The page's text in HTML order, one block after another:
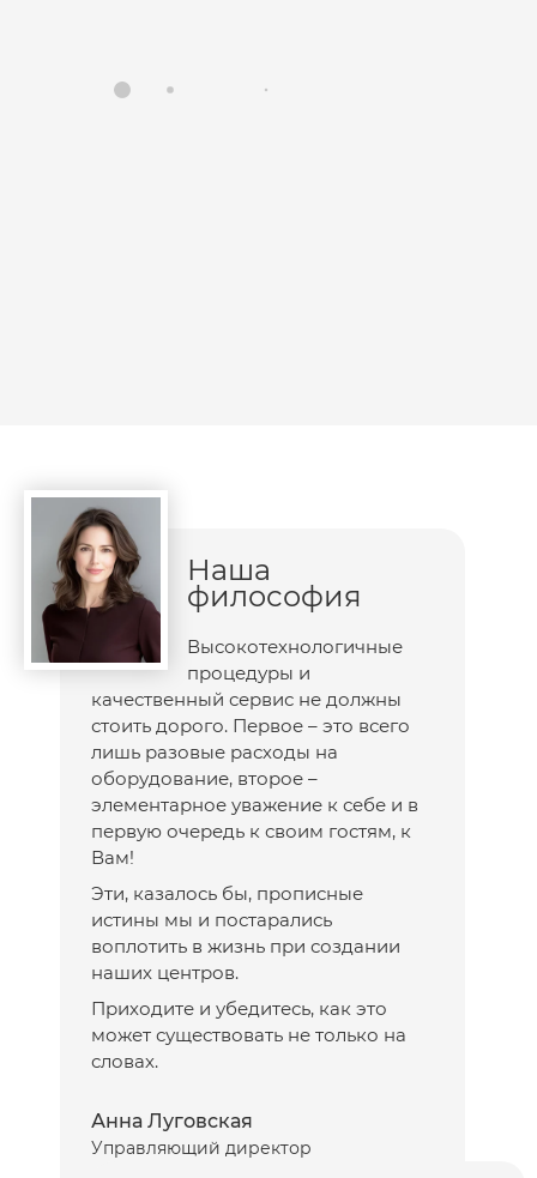
Наша
философия
Высокотехнологичные
процедуры и
качественный сервис не должны
стоить дорого. Первое – это всего
лишь разовые расходы на
оборудование, второе –
элементарное уважение к себе и в
первую очередь к своим гостям, к
Вам!
Эти, казалось бы, прописные
истины мы и постарались
воплотить в жизнь при создании
наших центров.
Приходите и убедитесь, как это
может существовать не только на
словах.
Анна Луговская
Управляющий директор